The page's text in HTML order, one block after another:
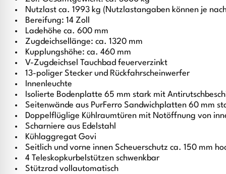
Nutzlast ca. 1993 kg (Nutzlastangaben können je
Bereifung: 14 Zoll
Ladehöhe ca. 600 mm
Zugdeichsellänge: ca. 1320 mm
Kupplungshöhe: ca. 460 mm
V-Zugdeichsel Tauchbad feuerverzinkt
13-poliger Stecker und Rückfahrscheinwerfer
Innenleuchte
Isolierte Bodenplatte 65 mm stark mit
Seitenwände aus PurFerro Sandwichplatten 60 mm
Doppelflüglige Kühlraumtüren mit Notöffnung von
Scharniere aus Edelstahl
Kühlaggregat Govi
Seitlich und vorne innen Scheuerschutz ca. 150 mm
4 Teleskopkurbelstützen schwenkbar
Stützrad vollautomatisch